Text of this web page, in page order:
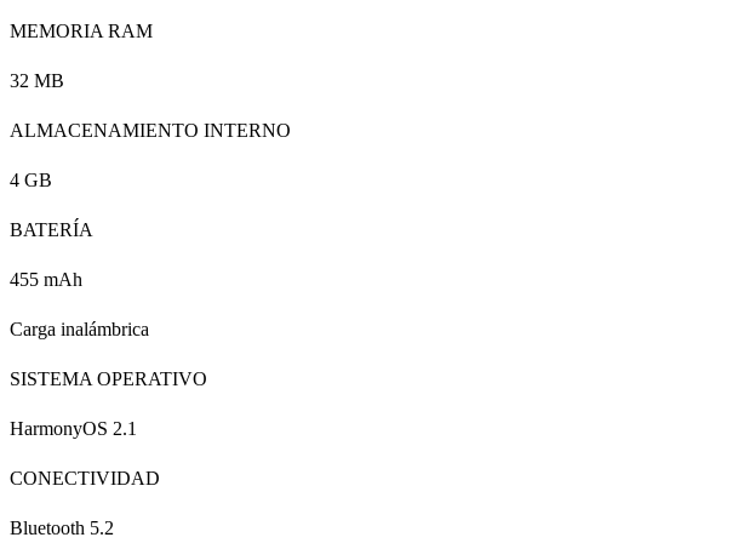
MEMORIA RAM
32 MB
ALMACENAMIENTO INTERNO
4 GB
BATERÍA
455 mAh
Carga inalámbrica
SISTEMA OPERATIVO
HarmonyOS 2.1
CONECTIVIDAD
Bluetooth 5.2